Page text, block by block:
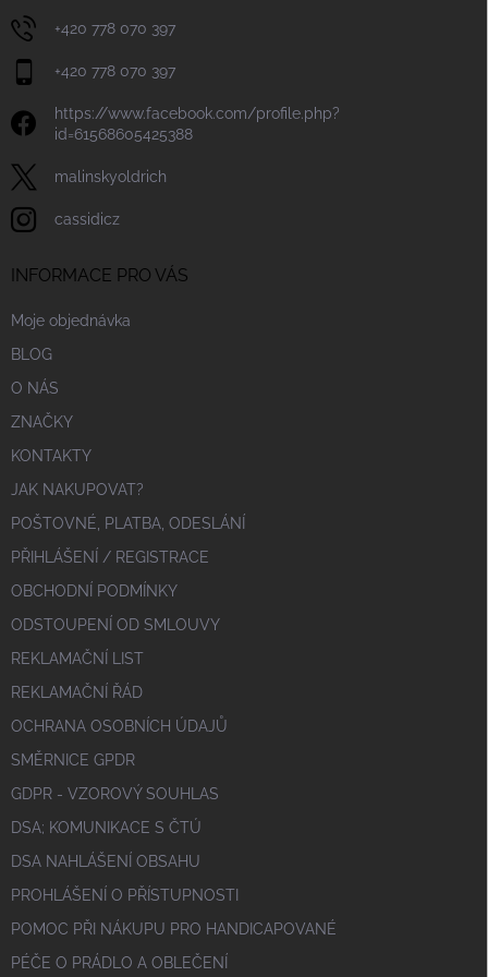
+420 778 070 397
+420 778 070 397
https://www.facebook.com/profile.php?
id=61568605425388
malinskyoldrich
cassidicz
INFORMACE PRO VÁS
Moje objednávka
BLOG
O NÁS
ZNAČKY
KONTAKTY
JAK NAKUPOVAT?
POŠTOVNÉ, PLATBA, ODESLÁNÍ
PŘIHLÁŠENÍ / REGISTRACE
OBCHODNÍ PODMÍNKY
ODSTOUPENÍ OD SMLOUVY
REKLAMAČNÍ LIST
REKLAMAČNÍ ŘÁD
OCHRANA OSOBNÍCH ÚDAJŮ
SMĚRNICE GPDR
GDPR - VZOROVÝ SOUHLAS
DSA; KOMUNIKACE S ČTÚ
DSA NAHLÁŠENÍ OBSAHU
PROHLÁŠENÍ O PŘÍSTUPNOSTI
POMOC PŘI NÁKUPU PRO HANDICAPOVANÉ
PÉČE O PRÁDLO A OBLEČENÍ